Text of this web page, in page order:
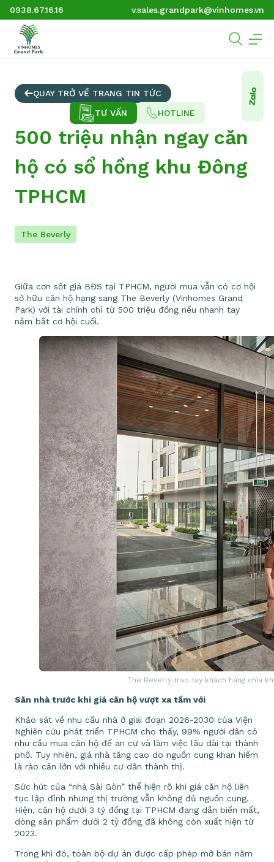
0938.67.16.16 v.sales.grandpark@vinhomes.vn
QUAY TRỞ VỀ TRANG TIN TỨC
500 triệu nhận ngay căn
hộ có sổ hồng khu Đông
TPHCM
The Beverly
Giữa cơn sốt giá BĐS tại TPHCM, người mua vẫn có cơ hội
sở hữu căn hộ hạng sang The Beverly (Vinhomes Grand
Park) với tài chính chỉ từ 500 triệu đồng nếu nhanh tay
nắm bắt cơ hội cuối.
The Beverly trao tay khách hàng chìa
Săn nhà trước khi giá căn hộ vượt xa tầm với
Khảo sát về nhu cầu nhà ở giai đoạn 2026-2030 của Viện
Nghiên cứu phát triển TPHCM cho thấy, 99% người dân có
nhu cầu mua căn hộ để an cư và làm việc lâu dài tại thành
phố. Tuy nhiên, giá nhà tăng cao do nguồn cung khan hiếm
là rào cản lớn với nhiều cư dân thành thị.
Sức hút của “nhà Sài Gòn” thể hiện rõ khi giá căn hộ liên
tục lập đỉnh nhưng thị trường vẫn không đủ nguồn cung.
Hiện, căn hộ dưới 3 tỷ đồng tại TPHCM đang dần biến mất,
dòng sản phẩm dưới 2 tỷ đồng đã không còn xuất hiện từ
2023.
Trong khi đó, toàn bộ dự án được cấp phép mở bán năm
TƯ VẤN HOTLINE